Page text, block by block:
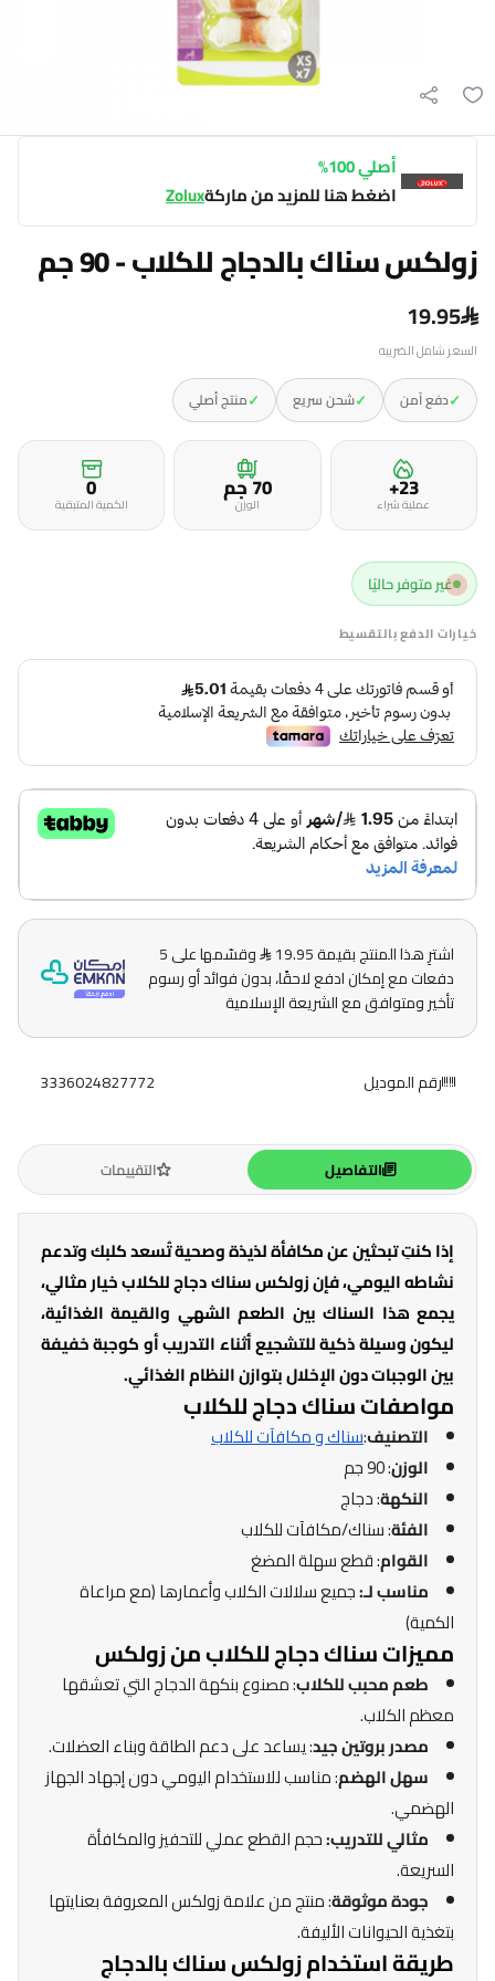
أصلي 100%
اضغط هنا للمزيد من ماركةZolux
زولكس سناك بالدجاج للكلاب - 90 جم
19.95
السعر شامل الضريبه
✓دفع آمن ✓شحن سريع ✓منتج أصلي
23+
عملية شراء 70 جمالوزن 0
الكمية المتبقية
غير متوفر حاليًا
خيارات الدفع بالتقسيط
اشترِ هذا المنتج بقيمة 19.95
وقسّمها على 5
دفعات مع إمكان ادفع لاحقًا، بدون فوائد أو رسوم
تأخير ومتوافق مع الشريعة الإسلامية
رقم الموديل 3336024827772
التفاصيل التقييمات
إذا كنتِ تبحثين عن مكافأة لذيذة وصحية تُسعد كلبك وتدعم
نشاطه اليومي، فإن زولكس سناك دجاج للكلاب خيار مثالي،
يجمع هذا السناك بين الطعم الشهي والقيمة الغذائية،
ليكون وسيلة ذكية للتشجيع أثناء التدريب أو كوجبة خفيفة
بين الوجبات دون الإخلال بتوازن النظام الغذائي.
مواصفات سناك دجاج للكلاب
التصنيف:سناك و مكافآت للكلاب
الوزن: 90 جم
النكهة: دجاج
الفئة: سناك/مكافآت للكلاب
القوام: قطع سهلة المضغ
مناسب لـ:جميع سلالات الكلاب وأعمارها (مع مراعاة
الكمية)
مميزات سناك دجاج للكلاب من زولكس
طعم محبب للكلاب: مصنوع بنكهة الدجاج التي تعشقها
معظم الكلاب.
مصدر بروتين جيد: يساعد على دعم الطاقة وبناء العضلات.
سهل الهضم: مناسب للاستخدام اليومي دون إجهاد الجهاز
الهضمي.
مثالي للتدريب:حجم القطع عملي للتحفيز والمكافأة
السريعة.
جودة موثوقة: منتج من علامة زولكس المعروفة بعنايتها
بتغذية الحيوانات الأليفة.
طريقة استخدام زولكس سناك بالدجاج